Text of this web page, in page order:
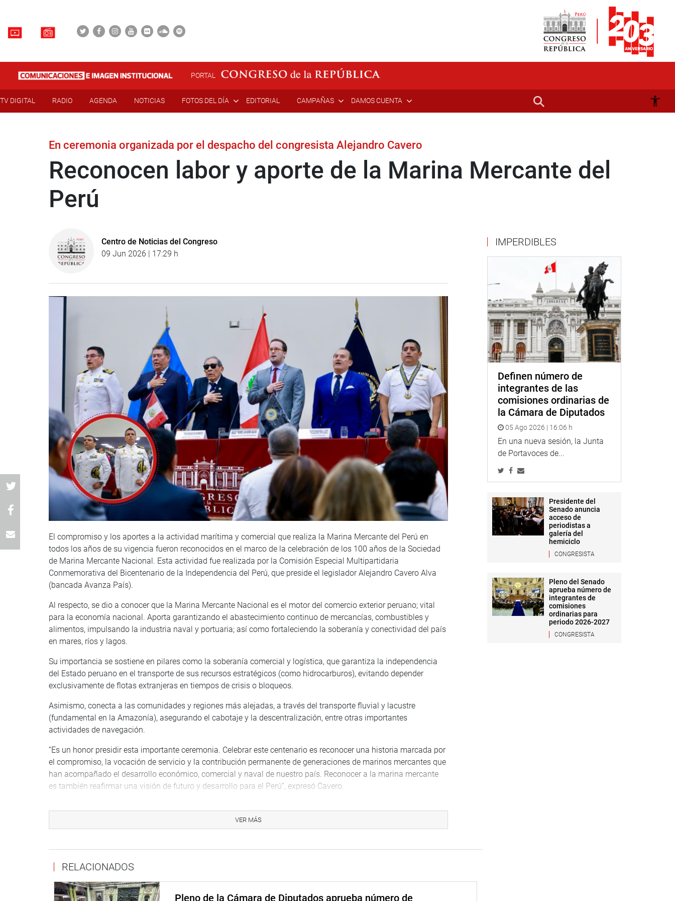
PORTAL
TV DIGITAL RADIO AGENDA NOTICIAS FOTOS DEL DÍA EDITORIAL CAMPAÑAS DAMOS CUENTA
En ceremonia organizada por el despacho del congresista Alejandro Cavero
Reconocen labor y aporte de la Marina Mercante del
Perú
Centro de Noticias del Congreso
09 Jun 2026 | 17:29 h
El compromiso y los aportes a la actividad marítima y comercial que realiza la Marina Mercante del Perú en
todos los años de su vigencia fueron reconocidos en el marco de la celebración de los 100 años de la Sociedad
de Marina Mercante Nacional. Esta actividad fue realizada por la Comisión Especial Multipartidaria
Conmemorativa del Bicentenario de la Independencia del Perú, que preside el legislador Alejandro Cavero Alva
(bancada Avanza País).
Al respecto, se dio a conocer que la Marina Mercante Nacional es el motor del comercio exterior peruano; vital
para la economía nacional. Aporta garantizando el abastecimiento continuo de mercancías, combustibles y
alimentos, impulsando la industria naval y portuaria; así como fortaleciendo la soberanía y conectividad del país
en mares, ríos y lagos.
Su importancia se sostiene en pilares como la soberanía comercial y logística, que garantiza la independencia
del Estado peruano en el transporte de sus recursos estratégicos (como hidrocarburos), evitando depender
exclusivamente de flotas extranjeras en tiempos de crisis o bloqueos.
Asimismo, conecta a las comunidades y regiones más alejadas, a través del transporte fluvial y lacustre
(fundamental en la Amazonía), asegurando el cabotaje y la descentralización, entre otras importantes
actividades de navegación.
“Es un honor presidir esta importante ceremonia. Celebrar este centenario es reconocer una historia marcada por
el compromiso, la vocación de servicio y la contribución permanente de generaciones de marinos mercantes que
han acompañado el desarrollo económico, comercial y naval de nuestro país. Reconocer a la marina mercante
es también reafirmar una visión de futuro y desarrollo para el Perú”, expresó Cavero.
través de ella se moviliza la inmensa mayoría de nuestro comercio exterior, conectando nuestros puertos con el
mundo y permitiendo que nuestros productos lleguen a los mercados internacionales. También refirió que la
competitividad logística, potenciar el transporte marítimo y aprovechar plenamente nuestra condición de nación
Participaron en la ceremonia Humberto Montes, presidente emérito de la Asociación Marina Mercante Nacional
VER MÁS
RELACIONADOS
Pleno de la Cámara de Diputados aprueba número de
IMPERDIBLES
Definen número de
integrantes de las
comisiones ordinarias de
la Cámara de Diputados
05 Ago 2026 | 16:06 h
En una nueva sesión, la Junta
de Portavoces de...
Presidente del
Senado anuncia
acceso de
periodistas a
galería del
hemiciclo
CONGRESISTA
Pleno del Senado
aprueba número de
integrantes de
comisiones
ordinarias para
periodo 2026-2027
CONGRESISTA